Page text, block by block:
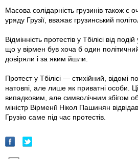
Масова солідарність грузинів також є
уряду Грузії, вважає грузинський
Відмінність протестів у Тбілісі від
що у вірмен був хоча б один
довіряли і за яким йшли.
Протест у Тбілісі — стихійний, відомі
натовпі, але лише як приватні особи.
випадковим, але символічним збігом
міністр Вірменії Нікол Пашинян
Грузію саме під час протестів.